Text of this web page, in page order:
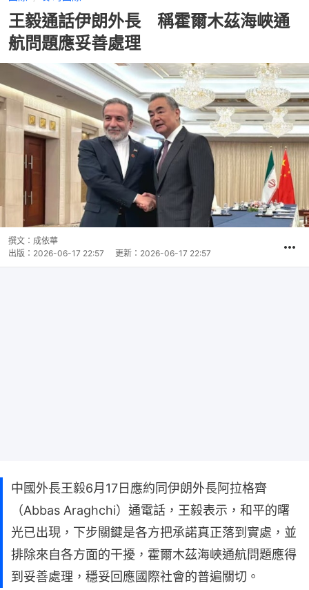
王毅通話伊朗外長 稱霍爾木茲海峽通
航問題應妥善處理
撰文： 成依華
出版： 2026-06-17 22:57 更新： 2026-06-17 22:57
中國外長王毅6月17日應約同伊朗外長阿拉格齊
（Abbas Araghchi）通電話，王毅表示，和平的曙
光已出現，下步關鍵是各方把承諾真正落到實處，並
排除來自各方面的干擾，霍爾木茲海峽通航問題應得
到妥善處理，穩妥回應國際社會的普遍關切。